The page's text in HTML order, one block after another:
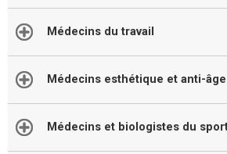
Médecins du travail
Médecins esthétique et anti-âge
Médecins et biologistes du